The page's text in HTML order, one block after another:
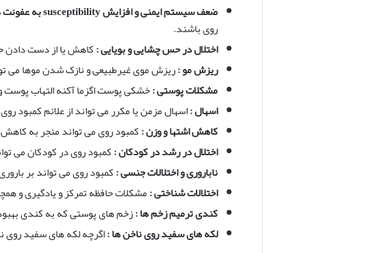
ضعف سیستم ایمنی و افزایشsusceptibility به
روی باشند.
اختلال در حس چشایی و بویایی :کاهش یا از دست دادن
ریزش مو :ریزش موی غیرطبیعی و نازک شدن موها می
مشکلات پوستی :خشکی پوست اگزما آکنه التهاب
اسهال :اسهال مزمن یا مکرر می تواند از علائم کمبود
کاهش اشتها و وزن :کمبود روی می تواند منجر به
اختلال در رشد در کودکان :کمبود روی در کودکان می
ناباروری و اختلالات جنسی :کمبود روی می تواند بر
اختلالات شناختی :مشکلات حافظه تمرکز و یادگیری و
کندی ترمیم زخم ها :زخم های پوستی که به کندی
لکه های سفید روی ناخن ها :اگرچه لکه های سفید روی